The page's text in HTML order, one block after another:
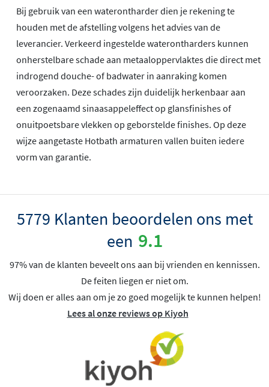
Bij gebruik van een waterontharder dien je rekening te
houden met de afstelling volgens het advies van de
leverancier. Verkeerd ingestelde waterontharders kunnen
onherstelbare schade aan metaaloppervlaktes die direct met
indrogend douche- of badwater in aanraking komen
veroorzaken. Deze schades zijn duidelijk herkenbaar aan
een zogenaamd sinaasappeleffect op glansfinishes of
onuitpoetsbare vlekken op geborstelde finishes. Op deze
wijze aangetaste Hotbath armaturen vallen buiten iedere
vorm van garantie.
5779 Klanten beoordelen ons met
een 9.1
97% van de klanten beveelt ons aan bij vrienden en kennissen.
De feiten liegen er niet om.
Wij doen er alles aan om je zo goed mogelijk te kunnen helpen!
Lees al onze reviews op Kiyoh